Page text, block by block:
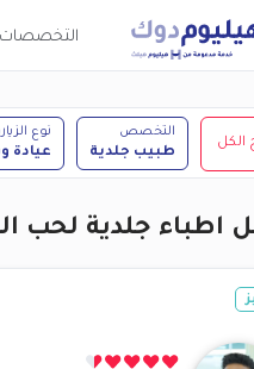
الكل
التخصص
طبيب جلدية
نوع
عيادة
اطباء جلدية لحب